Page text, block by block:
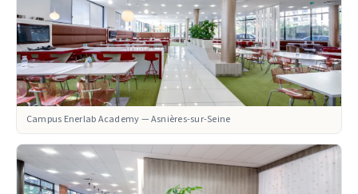
Campus Enerlab Academy — Asnières-sur-Seine